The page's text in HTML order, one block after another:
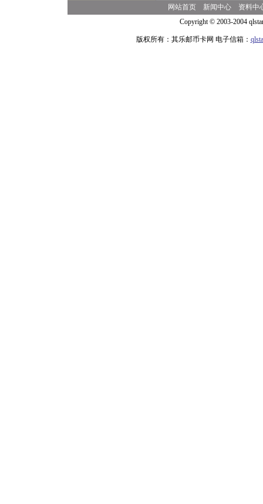
网站首页 新闻中心
资料中
Copyright © 2003-2004
版权所有：其乐邮币卡网 电子信箱：